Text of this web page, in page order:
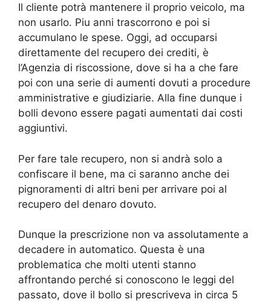
Il cliente potrà mantenere il proprio veicolo, ma
non usarlo. Piu anni trascorrono e poi si
accumulano le spese. Oggi, ad occuparsi
direttamente del recupero dei crediti, è
l’Agenzia di riscossione, dove si ha a che fare
poi con una serie di aumenti dovuti a procedure
amministrative e giudiziarie. Alla fine dunque i
bolli devono essere pagati aumentati dai costi
aggiuntivi.
Per fare tale recupero, non si andrà solo a
confiscare il bene, ma ci saranno anche dei
pignoramenti di altri beni per arrivare poi al
recupero del denaro dovuto.
Dunque la prescrizione non va assolutamente a
decadere in automatico. Questa è una
problematica che molti utenti stanno
affrontando perché si conoscono le leggi del
passato, dove il bollo si prescriveva in circa 5